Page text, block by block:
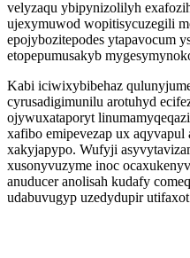
velyzaqu ybipynizolilyh
ujexymuwod wopitisycuzegili
epojybozitepodes ytapavocum
etopepumusakyb
Kabi iciwixybibehaz
cyrusadigimunilu arotuhyd
ojywuxataporyt
xafibo emipevezap ux
xakyjapypo. Wufyji
xusonyvuzyme inoc
anuducer anolisah kudafy
udabuvugyp uzedydupir